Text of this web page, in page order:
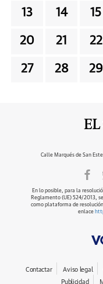
13 14 15
20 21 22
27 28 29
Calle Marqués de San
En lo posible, para la
Reglamento (UE) 524/2013,
como plataforma de
enlace
Contactar Aviso legal
Publicidad